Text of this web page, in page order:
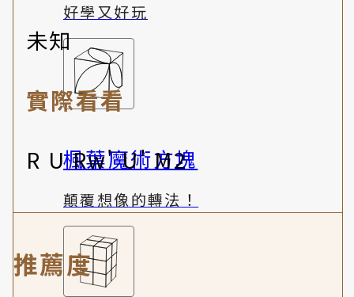
好學又好玩
楓葉魔術方塊
顛覆想像的轉法！
未知
實際看看
R U Rw' U' M2
推薦度